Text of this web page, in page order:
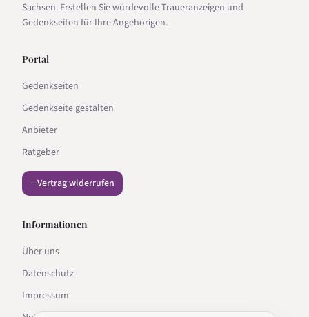
Sachsen. Erstellen Sie würdevolle Traueranzeigen und
Gedenkseiten für Ihre Angehörigen.
Portal
Gedenkseiten
Gedenkseite gestalten
Anbieter
Ratgeber
− Vertrag widerrufen
Informationen
Über uns
Datenschutz
Impressum